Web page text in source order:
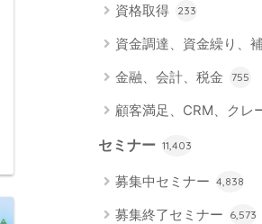
資格取得 233
資金調達、資金繰り、
金融、会計、税金 755
顧客満足、CRM、クレ
セミナー 11,403
募集中セミナー 4,838
募集終了セミナー 6,573